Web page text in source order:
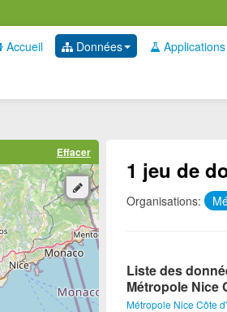
Accueil Données Applications
1 jeu de
Organisations:
Liste des
Métropole Nice
Métropole Nice Côte
Effacer